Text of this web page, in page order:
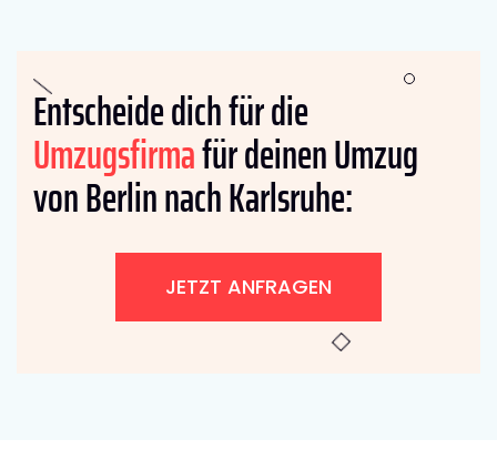
Entscheide dich für die
Umzugsfirmafür deinen Umzug
von Berlin nach Karlsruhe:
JETZT ANFRAGEN